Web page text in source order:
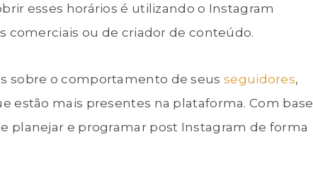
esses horários é utilizando o Instagram
comerciais ou de criador de conteúdo.
sobre o comportamento de seus seguidores,
estão mais presentes na plataforma. Com base
planejar e programar post Instagram de forma